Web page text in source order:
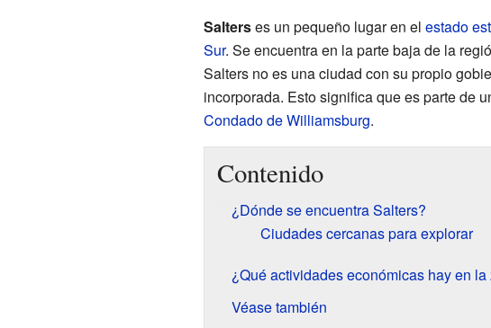
Salterses un pequeño lugar en el estado
Sur. Se encuentra en la parte baja de la
Salters no es una ciudad con su propio
incorporada. Esto significa que es parte de
Condado de Williamsburg.
Contenido
¿Dónde se encuentra Salters?
Ciudades cercanas para explorar
¿Qué actividades económicas hay en la
Véase también